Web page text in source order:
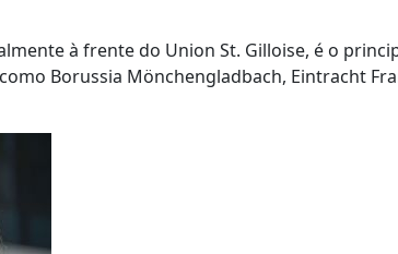
à frente do Union St. Gilloise, é o
Borussia Mönchengladbach, Eintracht